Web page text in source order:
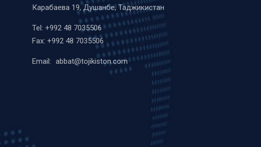
Карабаева 19, Душанбе, Таджикистан
Tel: +992 48 7035506
Fax: +992 48 7035506
Email: abbat@tojikiston.com